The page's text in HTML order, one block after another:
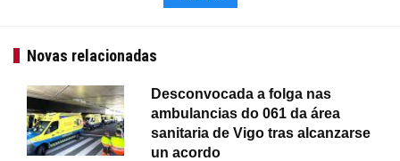
Novas relacionadas
Desconvocada a folga nas
ambulancias do 061 da área
sanitaria de Vigo tras alcanzarse
un acordo